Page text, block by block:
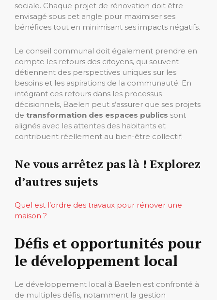
sociale. Chaque projet de rénovation doit être
envisagé sous cet angle pour maximiser ses
bénéfices tout en minimisant ses impacts négatifs.
Le conseil communal doit également prendre en
compte les retours des citoyens, qui souvent
détiennent des perspectives uniques sur les
besoins et les aspirations de la communauté. En
intégrant ces retours dans les processus
décisionnels, Baelen peut s’assurer que ses projets
de transformation des espaces publics sont
alignés avec les attentes des habitants et
contribuent réellement au bien-être collectif.
Ne vous arrêtez pas là ! Explorez
d’autres sujets
Quel est l’ordre des travaux pour rénover une
maison ?
Défis et opportunités pour
le développement local
Le développement local à Baelen est confronté à
de multiples défis, notamment la gestion